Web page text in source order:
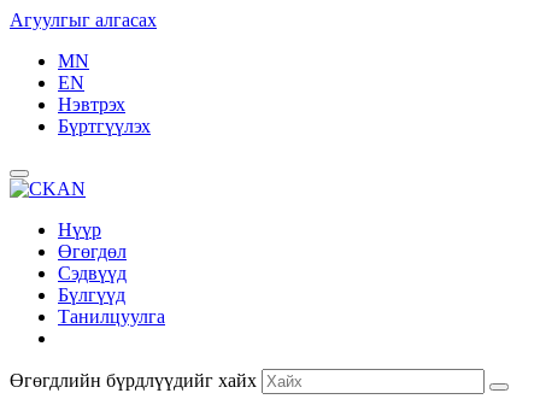
Агуулгыг алгасах
MN
EN
Нэвтрэх
Бүртгүүлэх
Нүүр
Өгөгдөл
Сэдвүүд
Бүлгүүд
Танилцуулга
Өгөгдлийн бүрдлүүдийг хайх